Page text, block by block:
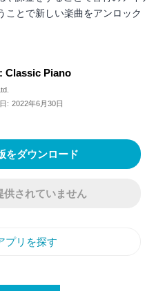
ことで新しい楽曲をアンロック
Classic Piano
: 2022年6月30日
をダウンロード
されていません
プリを探す